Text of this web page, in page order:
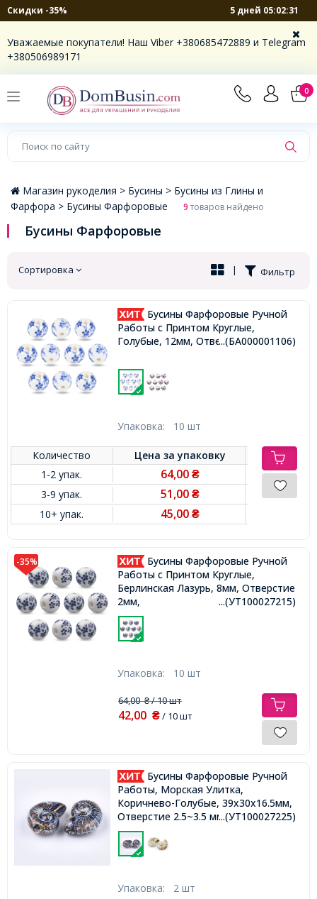
Скидки -35% 5 дней 05:02:31
Уважаемые покупатели! Наш Viber +380685472889 и Telegram
+380506989171
0
×
Магазин рукоделия > Бусины > Бусины из Глины и
Фарфора > Бусины Фарфоровые 9товаров найдено
Бусины Фарфоровые
Сортировка Фильтр
|
Бусины Фарфоровые Ручной
Работы с Принтом Круглые,
Голубые, 12мм, Отверстие 3мм,
...(БА000001106)
Упаковка: 10 шт
Количество Цена заупаковку
1-2 упак.
64,00₴
3-9 упак. 51,00₴
10+ упак. 45,00₴
-35%
Бусины Фарфоровые Ручной
Работы с Принтом Круглые,
Берлинская Лазурь, 8мм, Отверстие
2мм,
...(УТ100027215)
Упаковка: 10 шт
64,00₴/ 10 шт
42,00 ₴/ 10 шт
Бусины Фарфоровые Ручной
Работы, Морская Улитка,
Коричнево-Голубые, 39x30x16.5мм,
Отверстие 2.5~3.5 мм,...(УТ100027225)
Упаковка: 2 шт